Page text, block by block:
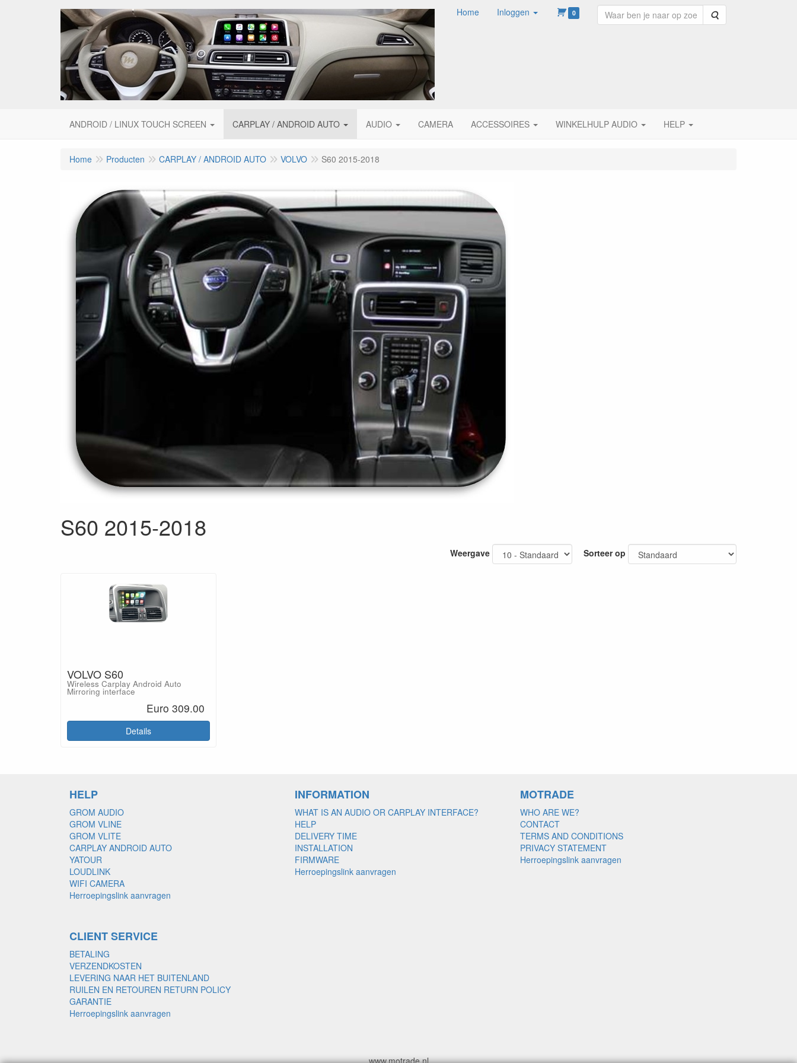
Home Inloggen 0 Zoeken
ANDROID / LINUX TOUCH SCREEN CARPLAY / ANDROID AUTO AUDIO CAMERA ACCESSOIRES WINKELHULP AUDIO HELP
Home Producten CARPLAY / ANDROID AUTO VOLVO S60 2015-2018
S60 2015-2018
Weergave Sorteer op
VOLVO S60
Wireless Carplay Android Auto
Mirroring interface
Euro 309.00
Details
HELP
GROM AUDIO
GROM VLINE
GROM VLITE
CARPLAY ANDROID AUTO
YATOUR
LOUDLINK
WIFI CAMERA
Herroepingslink aanvragen
INFORMATION
WHAT IS AN AUDIO OR CARPLAY INTERFACE?
HELP
DELIVERY TIME
INSTALLATION
FIRMWARE
Herroepingslink aanvragen
MOTRADE
WHO ARE WE?
CONTACT
TERMS AND CONDITIONS
PRIVACY STATEMENT
Herroepingslink aanvragen
CLIENT SERVICE
BETALING
VERZENDKOSTEN
LEVERING NAAR HET BUITENLAND
RUILEN EN RETOUREN RETURN POLICY
GARANTIE
Herroepingslink aanvragen
www.motrade.nl